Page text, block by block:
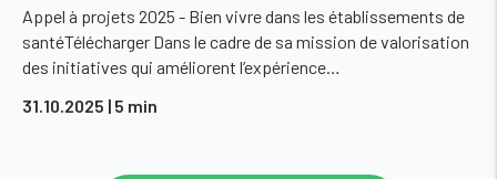
Appel à projets 2025 - Bien vivre dans les établissements de
santéTélécharger Dans le cadre de sa mission de valorisation
des initiatives qui améliorent l’expérience…
31.10.2025 | 5 min